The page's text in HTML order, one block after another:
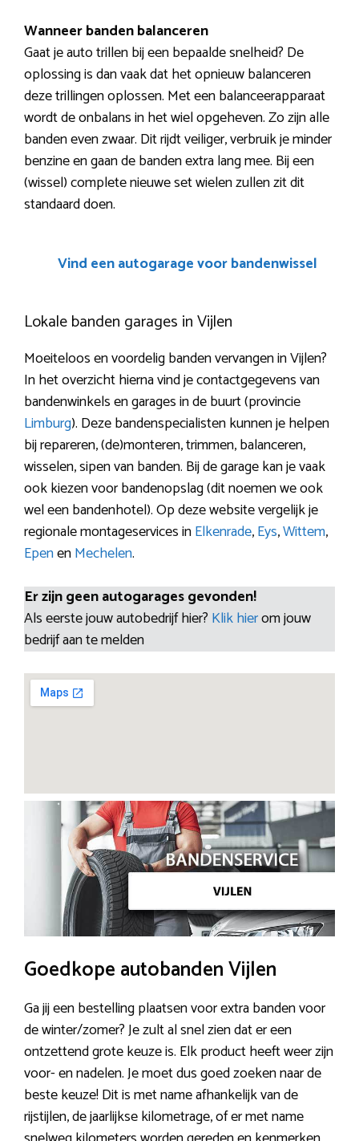
Wanneer banden balanceren
Gaat je auto trillen bij een bepaalde snelheid? De
oplossing is dan vaak dat het opnieuw balanceren
deze trillingen oplossen. Met een balanceerapparaat
wordt de onbalans in het wiel opgeheven. Zo zijn alle
banden even zwaar. Dit rijdt veiliger, verbruik je minder
benzine en gaan de banden extra lang mee. Bij een
(wissel) complete nieuwe set wielen zullen zit dit
standaard doen.
Vind een autogarage voor bandenwissel
Lokale banden garages in Vijlen
Moeiteloos en voordelig banden vervangen in Vijlen?
In het overzicht hierna vind je contactgegevens van
bandenwinkels en garages in de buurt (provincie
Limburg). Deze bandenspecialisten kunnen je helpen
bij repareren, (de)monteren, trimmen, balanceren,
wisselen, sipen van banden. Bij de garage kan je vaak
ook kiezen voor bandenopslag (dit noemen we ook
wel een bandenhotel). Op deze website vergelijk je
regionale montageservices inElkenrade,Eys,Wittem,
EpenenMechelen.
Er zijn geen autogarages gevonden!
Als eerste jouw autobedrijf hier? Klik hierom jouw
bedrijf aan te melden
Goedkope autobanden Vijlen
Ga jij een bestelling plaatsen voor extra banden voor
de winter/zomer? Je zult al snel zien dat er een
ontzettend grote keuze is. Elk product heeft weer zijn
voor- en nadelen. Je moet dus goed zoeken naar de
beste keuze! Dit is met name afhankelijk van de
rijstijlen, de jaarlijkse kilometrage, of er met name